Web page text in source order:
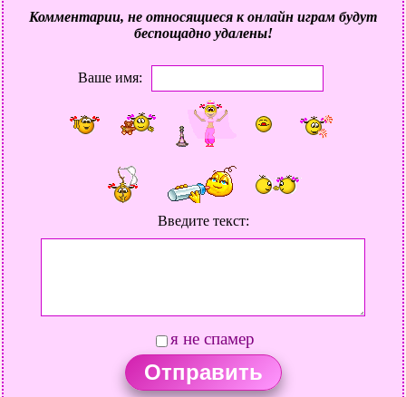
Комментарии, не относящиеся к онлайн играм будут
беспощадно удалены!
Ваше имя:
Введите текст:
я не спамер